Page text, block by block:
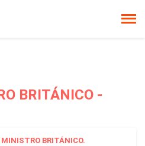
BRITÁNICO -
MINISTRO BRITÁNICO.